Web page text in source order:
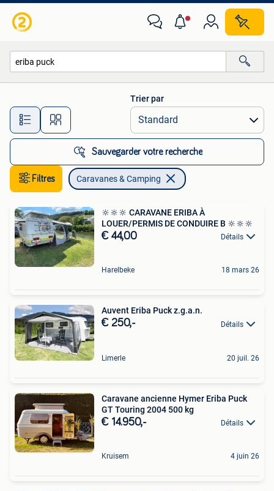
Toutes les distances…
Trier par
Sauvegarder votre recherche
Filtres Caravanes & Camping
🔆🔆🔆 CARAVANE ERIBA À
LOUER/PERMIS DE CONDUIRE B 🔆🔆🔆
€ 44,00 Détails
Harelbeke 18 mars 26
Auvent Eriba Puck z.g.a.n.
€ 250,- Détails
Limerle 20 juil. 26
Caravane ancienne Hymer Eriba Puck
GT Touring 2004 500 kg
€ 14.950,- Détails
Kruisem 4 juin 26